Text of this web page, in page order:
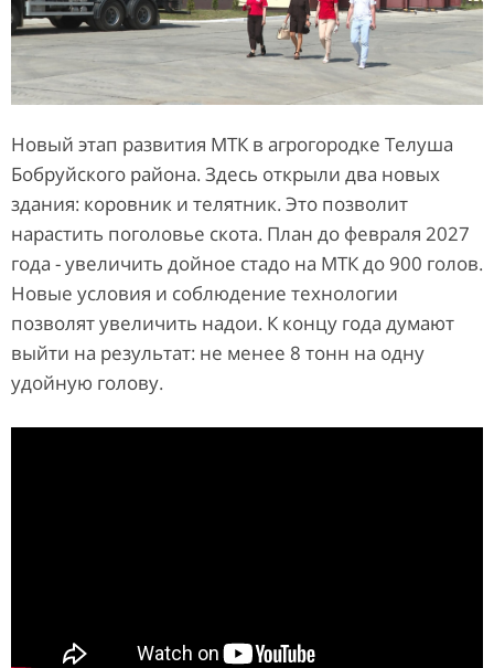
Новый этап развития МТК в агрогородке Телуша
Бобруйского района. Здесь открыли два новых
здания: коровник и телятник. Это позволит
нарастить поголовье скота. План до февраля 2027
года - увеличить дойное стадо на МТК до 900 голов.
Новые условия и соблюдение технологии
позволят увеличить надои. К концу года думают
выйти на результат: не менее 8 тонн на одну
удойную голову.